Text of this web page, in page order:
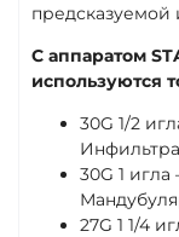
предсказуемой
С аппаратом
используются
30G 1/2
30G 1
27G 1 1/4